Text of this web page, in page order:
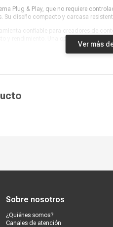
Plug & Play, que no requiere
Su diseño compacto y carcasa
confiable para creadores de
Ver más
Sobre nosotros
¿Quiénes somos?
Canales de atención